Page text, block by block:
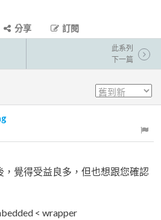
分享 訂閱
此系列
下一篇
覺得受益良多，但也想跟您確認
< wrapper